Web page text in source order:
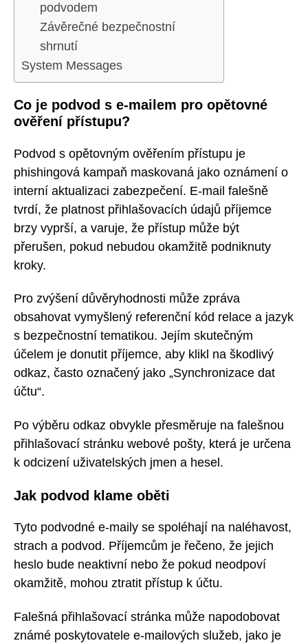
podvodem
Závěrečné bezpečnostní
shrnutí
System Messages
Co je podvod s e-mailem pro opětovné
ověření přístupu?
Podvod s opětovným ověřením přístupu je
phishingová kampaň maskovaná jako oznámení o
interní aktualizaci zabezpečení. E-mail falešně
tvrdí, že platnost přihlašovacích údajů příjemce
brzy vyprší, a varuje, že přístup může být
přerušen, pokud nebudou okamžitě podniknuty
kroky.
Pro zvýšení důvěryhodnosti může zpráva
obsahovat vymyšlený referenční kód relace a jazyk
s bezpečnostní tematikou. Jejím skutečným
účelem je donutit příjemce, aby klikl na škodlivý
odkaz, často označený jako „Synchronizace dat
účtu“.
Po výběru odkaz obvykle přesměruje na falešnou
přihlašovací stránku webové pošty, která je určena
k odcizení uživatelských jmen a hesel.
Jak podvod klame oběti
Tyto podvodné e-maily se spoléhají na naléhavost,
strach a podvod. Příjemcům je řečeno, že jejich
heslo bude neaktivní nebo že pokud neodpoví
okamžitě, mohou ztratit přístup k účtu.
Falešná přihlašovací stránka může napodobovat
známé poskytovatele e-mailových služeb, jako je